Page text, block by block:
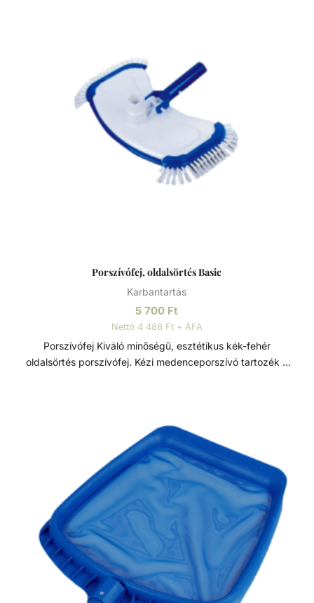
Porszívófej, oldalsörtés Basic
Karbantartás
5 700 Ft
Nettó 4 488 Ft + ÁFA
Porszívófej Kiváló minőségű, esztétikus kék-fehér
oldalsörtés porszívófej. Kézi medenceporszívó tartozék a